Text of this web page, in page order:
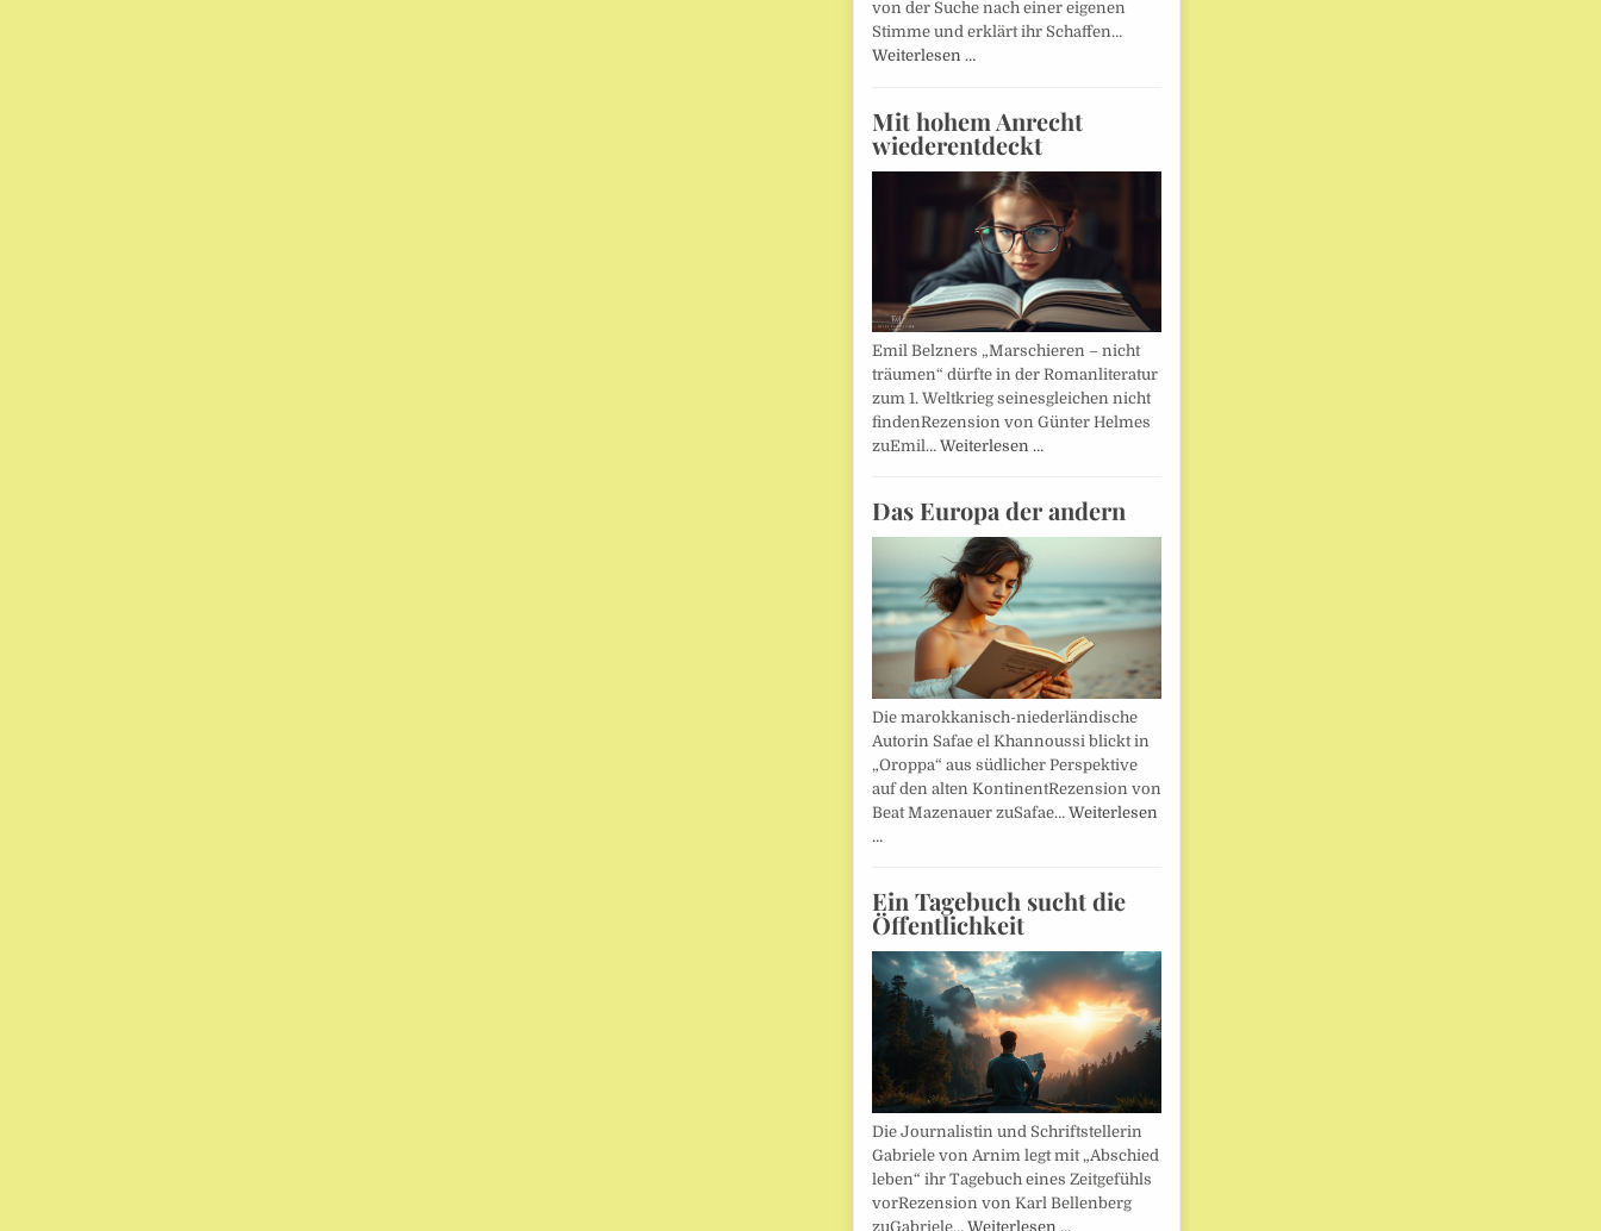
von der Suche nach einer eigenen
Stimme und erklärt ihr Schaffen…
Weiterlesen …
Mit hohem Anrecht
wiederentdeckt
Emil Belzners „Marschieren – nicht
träumen“ dürfte in der Romanliteratur
zum 1. Weltkrieg seinesgleichen nicht
findenRezension von Günter Helmes
zuEmil… Weiterlesen …
Das Europa der andern
Die marokkanisch-niederländische
Autorin Safae el Khannoussi blickt in
„Oroppa“ aus südlicher Perspektive
auf den alten KontinentRezension von
Beat Mazenauer zuSafae… Weiterlesen
…
Ein Tagebuch sucht die
Öffentlichkeit
Die Journalistin und Schriftstellerin
Gabriele von Arnim legt mit „Abschied
leben“ ihr Tagebuch eines Zeitgefühls
vorRezension von Karl Bellenberg
zuGabriele… Weiterlesen …